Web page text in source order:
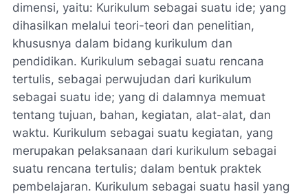
dimensi, yaitu: Kurikulum sebagai suatu ide; yang
dihasilkan melalui teori-teori dan penelitian,
khususnya dalam bidang kurikulum dan
pendidikan. Kurikulum sebagai suatu rencana
tertulis, sebagai perwujudan dari kurikulum
sebagai suatu ide; yang di dalamnya memuat
tentang tujuan, bahan, kegiatan, alat-alat, dan
waktu. Kurikulum sebagai suatu kegiatan, yang
merupakan pelaksanaan dari kurikulum sebagai
suatu rencana tertulis; dalam bentuk praktek
pembelajaran. Kurikulum sebagai suatu hasil yang